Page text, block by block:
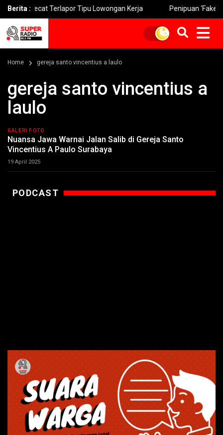
Berita :Terlapor Tipu Lowongan Kerja Penipuan ‘Fake BTS’
Home gereja santo vincentius a laulo
gereja santo vincentius a
laulo
GALERI FOTO
Nuansa Jawa Warnai Jalan Salib di Gereja Santo
Vincentius A Paulo Surabaya
19 April 2025
PODCAST